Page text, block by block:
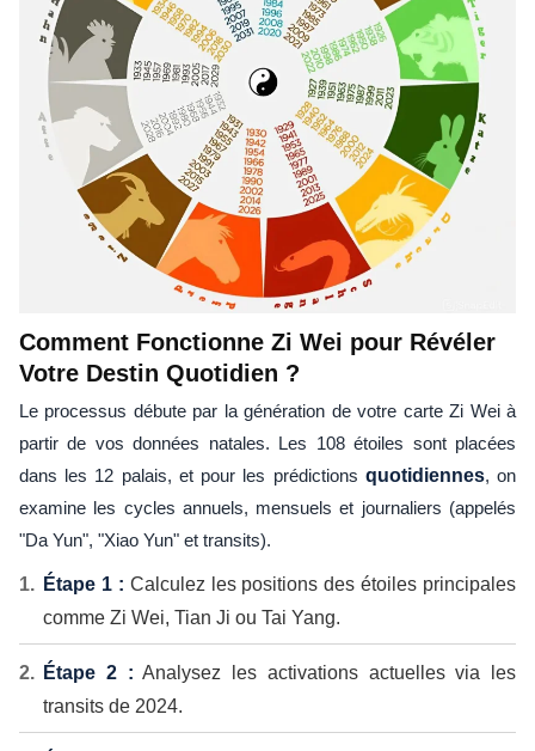
Comment Fonctionne Zi Wei pour Révéler
Votre Destin Quotidien ?
Le processus débute par la génération de votre carte Zi Wei à
partir de vos données natales. Les 108 étoiles sont placées
dans les 12 palais, et pour les prédictions quotidiennes, on
examine les cycles annuels, mensuels et journaliers (appelés
"Da Yun", "Xiao Yun" et transits).
Étape 1 : Calculez les positions des étoiles principales
comme Zi Wei, Tian Ji ou Tai Yang.
Étape 2 : Analysez les activations actuelles via les
transits de 2024.